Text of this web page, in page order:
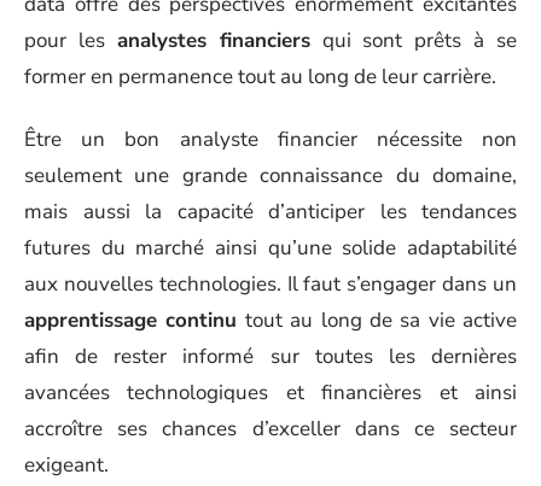
pour les analystes financiersqui sont prêts à se
former en permanence tout au long de leur carrière.
Être un bon analyste financier nécessite non
seulement une grande connaissance du domaine,
mais aussi la capacité d’anticiper les tendances
futures du marché ainsi qu’une solide adaptabilité
aux nouvelles technologies. Il faut s’engager dans un
apprentissage continu tout au long de sa vie active
afin de rester informé sur toutes les dernières
avancées technologiques et financières et ainsi
accroître ses chances d’exceller dans ce secteur
exigeant.